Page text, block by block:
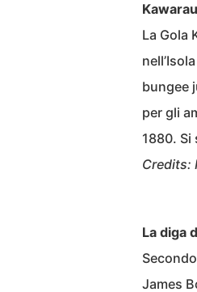
La Gola
bungee
per gli
1880. Si
Credits:
La diga
James